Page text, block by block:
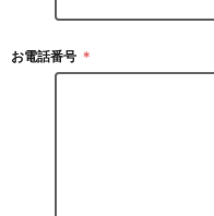
お電話番号 ＊